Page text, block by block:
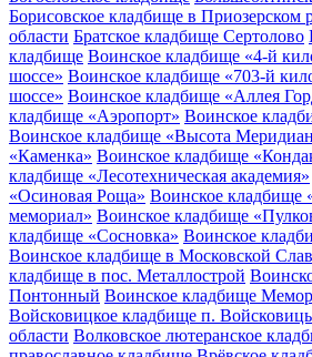
Борисовское кладбище в Приозерском
области Братское кладбище Сертолово
кладбище Воинское кладбище «4-й
шоссе» Воинское кладбище «703-й
шоссе» Воинское кладбище «Аллея
кладбище «Аэропорт» Воинское
Воинское кладбище «Высота
«Каменка» Воинское кладбище
кладбище «Лесотехническая академия»
«Осиновая Роща» Воинское кладбище
мемориал» Воинское кладбище
кладбище «Сосновка» Воинское
Воинское кладбище в Московской
кладбище в пос. Металлострой
Понтонный Воинское кладбище
Войсковицкое кладбище п.
области Волковское лютеранское